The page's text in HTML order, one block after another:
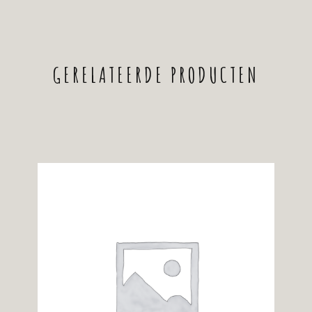
GERELATEERDE PRODUCTEN